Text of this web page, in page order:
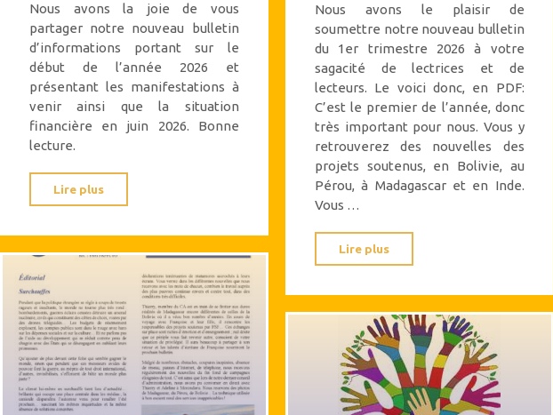
Nous avons la joie de vous
partager notre nouveau bulletin
d’informations portant sur le
début de l’année 2026 et
présentant les manifestations à
venir ainsi que la situation
financière en juin 2026. Bonne
lecture.
Lire plus
181
du
deuxième
trimestre
2026"
Nous avons le plaisir de
soumettre notre nouveau bulletin
du 1er trimestre 2026 à votre
sagacité de lectrices et de
lecteurs. Le voici donc, en PDF:
C’est le premier de l’année, donc
très important pour nous. Vous y
retrouverez des nouvelles des
projets soutenus, en Bolivie, au
Pérou, à Madagascar et en Inde.
Vous …
Lire plus
bulletin
179,
du
1er
trimestre
2026"